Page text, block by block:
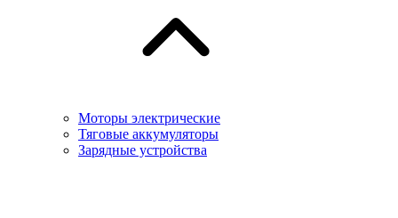
Моторы электрические
Тяговые аккумуляторы
Зарядные устройства